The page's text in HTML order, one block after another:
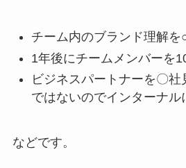
チーム内のブランド理解を
1年後にチームメンバーを
ビジネスパートナーを〇
ではないのでインターナル
などです。